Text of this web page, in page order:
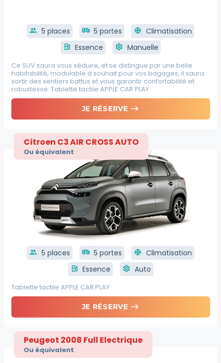
group 5 places airport_shuttle 5 portes ac_unit Climatisation
local_gas_station Essence settings Manuelle
Ce SUV saura vous séduire, et se distingue par une belle
habitabilité, modulable à souhait pour vos bagages, il saura
sortir des sentiers battus et vous garantir confortabilité et
robustesse. Tablette tactile APPLE CAR PLAY
JE RÉSERVE east
Citroen C3 AIR CROSS AUTO
Ou équivalent
group 5 places airport_shuttle 5 portes ac_unit Climatisation
local_gas_station Essence settings Auto
Tablette tactile APPLE CAR PLAY
JE RÉSERVE east
Peugeot 2008 Full Electrique
Ou équivalent